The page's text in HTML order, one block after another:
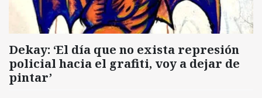
Dekay: ‘El día que no exista represión
policial hacia el grafiti, voy a dejar de
pintar’